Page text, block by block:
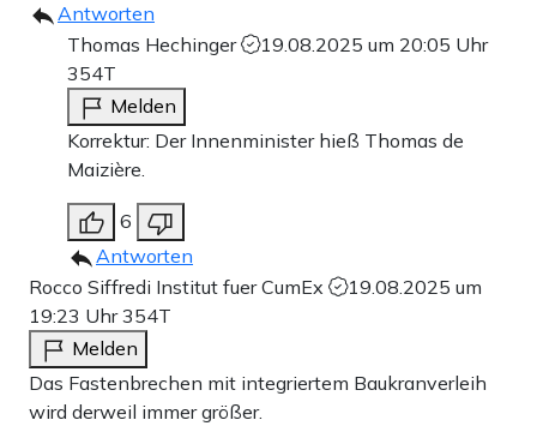
Antworten
Thomas Hechinger
19.08.2025 um 20:05 Uhr
354T
Melden
Korrektur: Der Innenminister hieß Thomas de
Maizière.
6
Antworten
Rocco Siffredi Institut fuer CumEx
19.08.2025 um
19:23 Uhr354T
Melden
Das Fastenbrechen mit integriertem Baukranverleih
wird derweil immer größer.